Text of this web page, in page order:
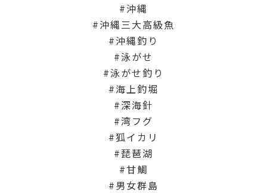
沖縄
沖縄三大高級魚
沖縄釣り
泳がせ
泳がせ釣り
海上釣堀
深海針
湾フグ
狐イカリ
琵琶湖
甘鯛
男女群島